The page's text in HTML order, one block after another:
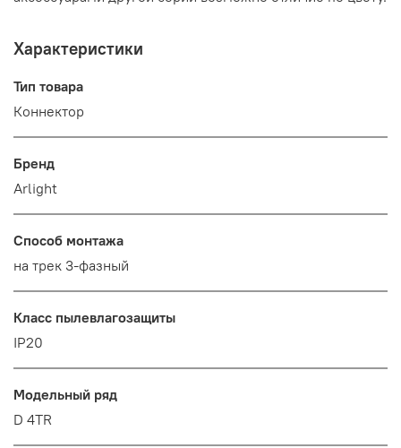
Характеристики
Тип товара
Коннектор
Бренд
Arlight
Способ монтажа
на трек 3-фазный
Класс пылевлагозащиты
IP20
Модельный ряд
D 4TR